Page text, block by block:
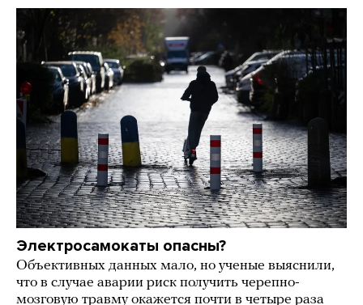
Электросамокаты опасны?
Объективных данных мало, но ученые выяснили,
что в случае аварии риск получить черепно-
мозговую травму окажется почти в четыре раза